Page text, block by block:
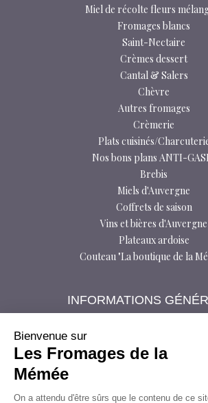
Miel de récolte fleurs
Fromages blancs
Saint-Nectaire
Crèmes dessert
Cantal & Salers
Chèvre
Autres fromages
Crèmerie
Plats cuisinés/
Nos bons plans ANTI-
Brebis
Miels d'Auvergne
Coffrets de saison
Vins et bières d'Auvergne
Plateaux ardoise
Couteau "La boutique de la
INFORMATIONS
Conditions générales de
Bienvenue sur
Les Fromages de la
Mémée
On a attendu d'être sûrs que le contenu de ce